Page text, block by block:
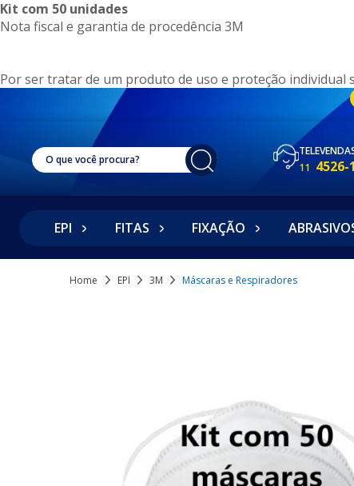
Kit com 50 unidades
Nota fiscal e garantia de procedência 3M
Por ser tratar de um produto de uso e proteção individual
11 4526-
EPI FITAS FIXAÇÃO
Home EPI 3M Máscaras e Respiradores